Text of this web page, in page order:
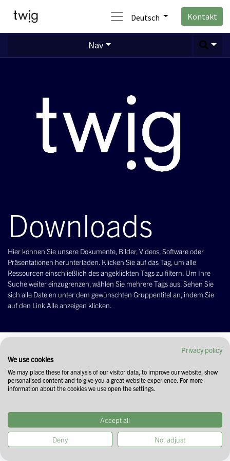
Deutsch Kontakt
Nav
Downloads
Hier können Sie unsere Dokumente, Bilder, Videos, Software oder
Präsentationen herunterladen. Klicken Sie auf das Tag, um alle
Ressourcen einschließlich des angeklickten Tags zu filtern. Um Ihre
Suche weiter einzugrenzen, wählen Sie mehrere Tags aus. Sehen Sie
sich alle Dateien unter dem gewünschten Gruppentitel an, indem Sie
auf den Link Alle anzeigen klicken.
Privacy policy
We use cookies
We may place these for analysis of our visitor data, to improve our website, show
personalised content and to give you a great website experience. For more
information about the cookies we use open the settings.
Accept all
Deny No, adjust